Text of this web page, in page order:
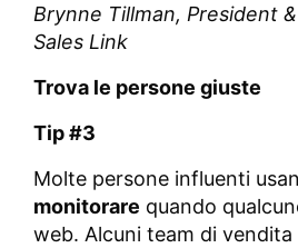
Brynne Tillman, President
Sales Link
Trova le persone giuste
Tip #3
Molte persone influenti
monitorare quando
web. Alcuni team di